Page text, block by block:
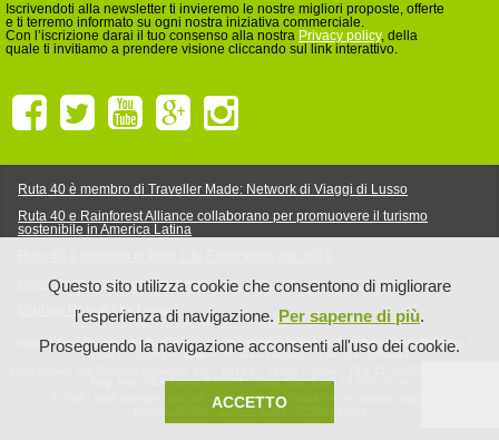
Questo sito utilizza cookie che consentono di migliorare
l'esperienza di navigazione. Per saperne di più.
Proseguendo la navigazione acconsenti all'uso dei cookie.
ACCETTO
Iscrivendoti alla newsletter ti invieremo le nostre migliori proposte, offerte
e ti terremo informato su ogni nostra iniziativa commerciale.
Con l’iscrizione darai il tuo consenso alla nostra Privacy policy, della
quale ti invitiamo a prendere visione cliccando sul link interattivo.
Ruta 40 è membro di Traveller Made: Network di Viaggi di Lusso
Ruta 40 e Rainforest Alliance collaborano per promuovere il turismo
sostenibile in America Latina
Upperail, viaggi in treni di lusso
Lounge Ruta 40 by Lago
Ruta40 Tour Operator by BluFennec srl – sede operativa: Via Sant'Antonio da Padova, 1 –
10121 – Torino – Italia – Tel 011.7718046 – Fax 011.0960044
Reg. Imp. REA Torino 973094 – Cap. Soc. Euro 10.000,00 i.v.
© Tutti i diritti riservati Ruta 40 2002-2026 – ® Ruta40 è un marchio registrato
-Cookie policy